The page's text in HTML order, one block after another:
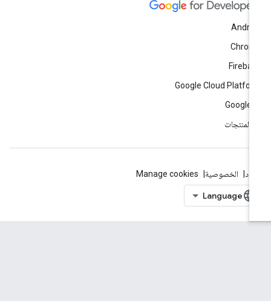
Google Cloud
Google
المنتجات
الخصوصية Manage cookies